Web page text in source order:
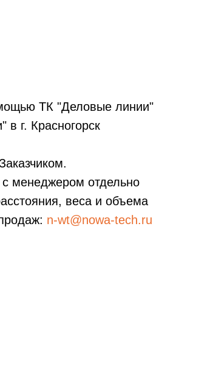
ТК "Деловые линии"
г. Красногорск
с менеджером отдельно
веса и объема
n-wt@nowa-tech.ru